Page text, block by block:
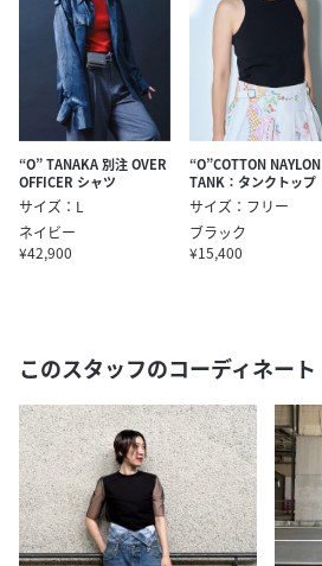
“O” TANAKA 別注 OVER
OFFICER シャツ
サイズ：L
ネイビー
¥42,900
“O”COTTON NAYLON
TANK：タンクトップ
サイズ：フリー
ブラック
¥15,400
このスタッフのコーディネート